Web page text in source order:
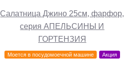
Салатница Джино 25см, фарфор,
серия АПЕЛЬСИНЫ И
ГОРТЕНЗИЯ
Моется в посудомоечной машине Акция